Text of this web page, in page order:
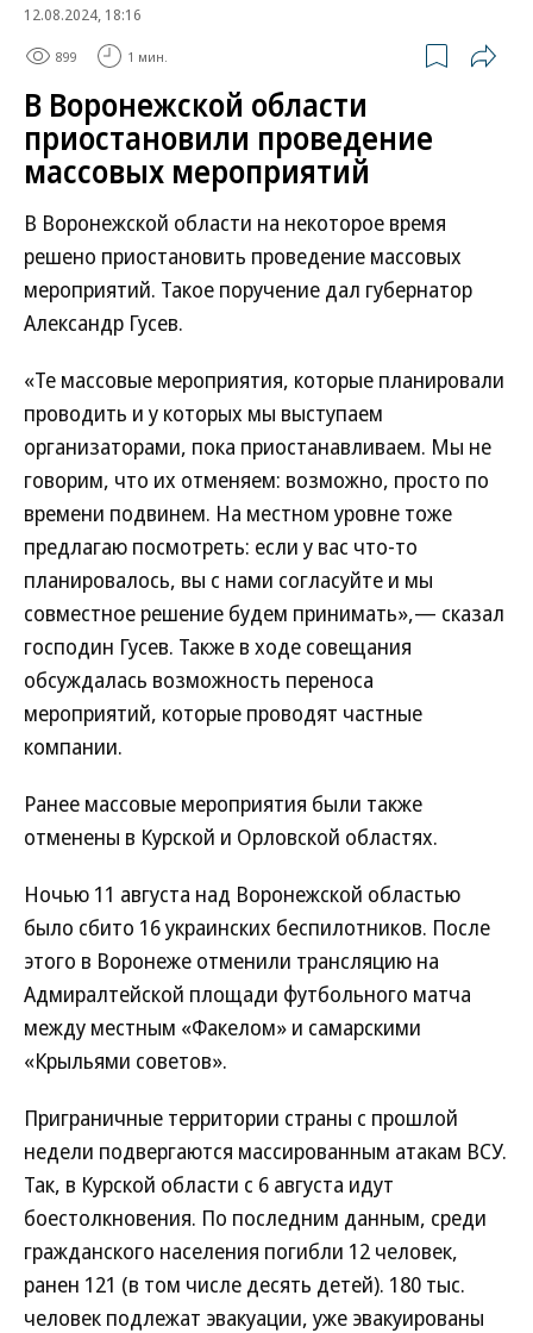
12.08.2024, 18:16
899 1 мин.
В Воронежской области
приостановили проведение
массовых мероприятий
В Воронежской области на некоторое время
решено приостановить проведение массовых
мероприятий. Такое поручение дал губернатор
Александр Гусев.
«Те массовые мероприятия, которые планировали
проводить и у которых мы выступаем
организаторами, пока приостанавливаем. Мы не
говорим, что их отменяем: возможно, просто по
времени подвинем. На местном уровне тоже
предлагаю посмотреть: если у вас что-то
планировалось, вы с нами согласуйте и мы
совместное решение будем принимать»,— сказал
господин Гусев. Также в ходе совещания
обсуждалась возможность переноса
мероприятий, которые проводят частные
компании.
Ранее массовые мероприятия были также
отменены в Курской и Орловской областях.
Ночью 11 августа над Воронежской областью
было сбито 16 украинских беспилотников. После
этого в Воронеже отменили трансляцию на
Адмиралтейской площади футбольного матча
между местным «Факелом» и самарскими
«Крыльями советов».
Приграничные территории страны с прошлой
недели подвергаются массированным атакам ВСУ.
Так, в Курской области с 6 августа идут
боестолкновения. По последним данным, среди
гражданского населения погибли 12 человек,
ранен 121 (в том числе десять детей). 180 тыс.
человек подлежат эвакуации, уже эвакуированы